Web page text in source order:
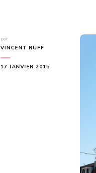
par
VINCENT RUFF
17 JANVIER 2015